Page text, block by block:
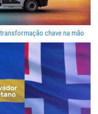
chave na mão